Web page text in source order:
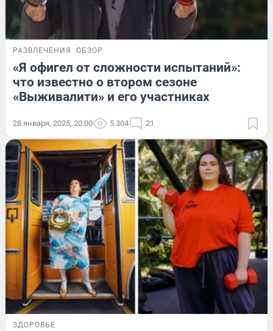
РАЗВЛЕЧЕНИЯ ОБЗОР
«Я офигел от сложности испытаний»:
что известно о втором сезоне
«Выживалити» и его участниках
28 января, 2025, 20:00 5 304 21
ЗДОРОВЬЕ